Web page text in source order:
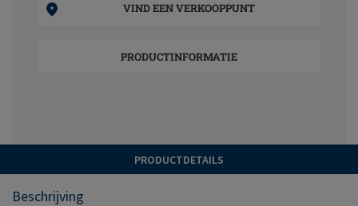
VIND EEN VERKOOPPUNT
PRODUCTINFORMATIE
PRODUCTDETAILS
Beschrijving